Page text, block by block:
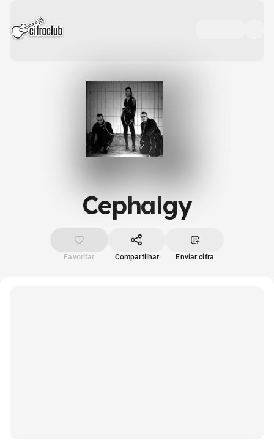
Cephalgy
Favoritar Compartilhar Enviar cifra